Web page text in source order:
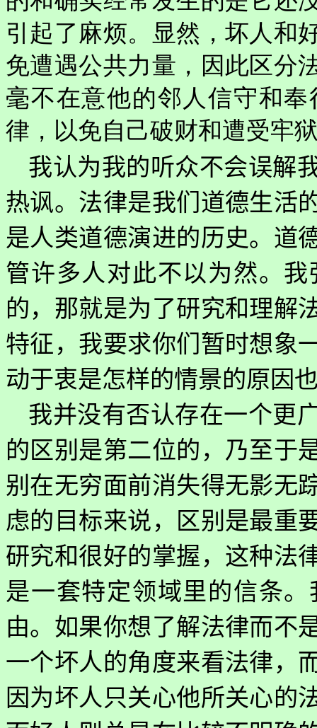
引起了麻烦。显然，坏人和
免遭遇公共力量，因此区分
毫不在意他的邻人信守和
律，以免自己破财和遭受牢
我认为我的听众不会误解
热讽。法律是我们道德生活
是人类道德演进的历史。道
管许多人对此不以为然。
的，那就是为了研究和理解
特征，我要求你们暂时想象
动于衷是怎样的情景的原因
我并没有否认存在一个更
的区别是第二位的，乃至于
别在无穷面前消失得无影无
虑的目标来说，区别是最重
研究和很好的掌握，这种法
是一套特定领域里的信条
由。如果你想了解法律而不
一个坏人的角度来看法律，
因为坏人只关心他所关心的